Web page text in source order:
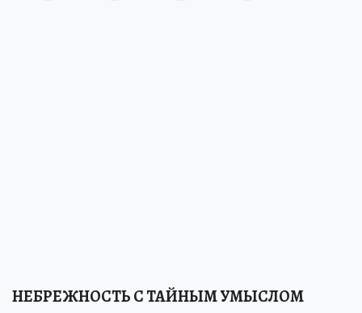
НЕБРЕЖНОСТЬ С ТАЙНЫМ УМЫСЛОМ